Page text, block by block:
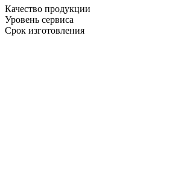
Качество продукции
Уровень сервиса
Срок изготовления